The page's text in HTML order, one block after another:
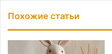
Похожие статьи